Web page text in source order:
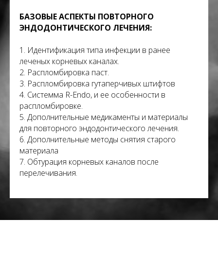
БАЗОВЫЕ АСПЕКТЫ ПОВТОРНОГО
ЭНДОДОНТИЧЕСКОГО ЛЕЧЕНИЯ:
1. Идентификация типа инфекции в ранее
леченых корневых каналах.
2. Распломбировка паст.
3. Распломбировка гутаперчивых штифтов
4. Системма R-Endo, и ее особенности в
распломбировке.
5. Дополнительные медикаменты и материалы
для повторного эндодонтического лечения.
6. Дополнительные методы снятия старого
материала
7. Обтурация корневых каналов после
перелечивания.